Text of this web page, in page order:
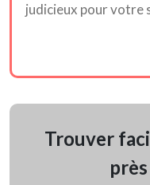
judicieux pour votre
Trouver